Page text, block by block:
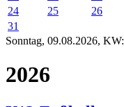
24
25 26
31
Sonntag, 09.08.2026,
2026